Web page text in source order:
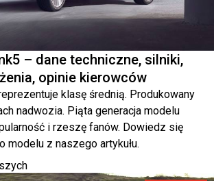
– dane techniczne, silniki,
opinie kierowców
klasę średnią. Produkowany
nadwozia. Piąta generacja modelu
i rzeszę fanów. Dowiedz się
modelu z naszego artykułu.